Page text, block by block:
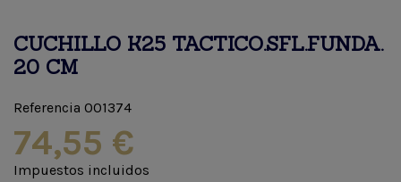
CUCHILLO K25 TACTICO.SFL.FUNDA.
20 CM
Referencia 001374
74,55 €
Impuestos incluidos